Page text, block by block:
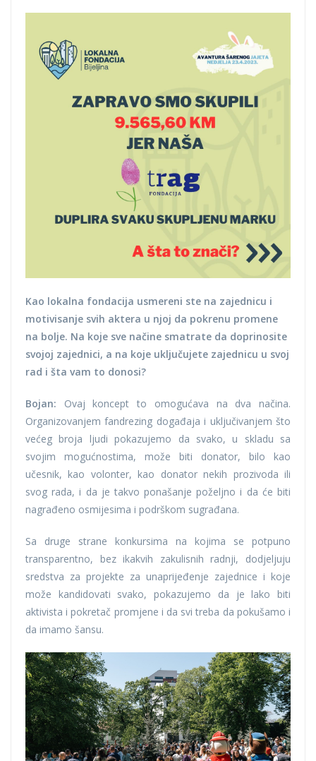
Kao lokalna fondacija usmereni ste na zajednicu i
motivisanje svih aktera u njoj da pokrenu promene
na bolje. Na koje sve načine smatrate da doprinosite
svojoj zajednici, a na koje uključujete zajednicu u svoj
rad i šta vam to donosi?
Bojan: Ovaj koncept to omogućava na dva načina.
Organizovanjem fandrezing događaja i uključivanjem što
većeg broja ljudi pokazujemo da svako, u skladu sa
svojim mogućnostima, može biti donator, bilo kao
učesnik, kao volonter, kao donator nekih prozivoda ili
svog rada, i da je takvo ponašanje poželjno i da će biti
nagrađeno osmijesima i podrškom sugrađana.
Sa druge strane konkursima na kojima se potpuno
transparentno, bez ikakvih zakulisnih radnji, dodjeljuju
sredstva za projekte za unaprijeđenje zajednice i koje
može kandidovati svako, pokazujemo da je lako biti
aktivista i pokretač promjene i da svi treba da pokušamo i
da imamo šansu.